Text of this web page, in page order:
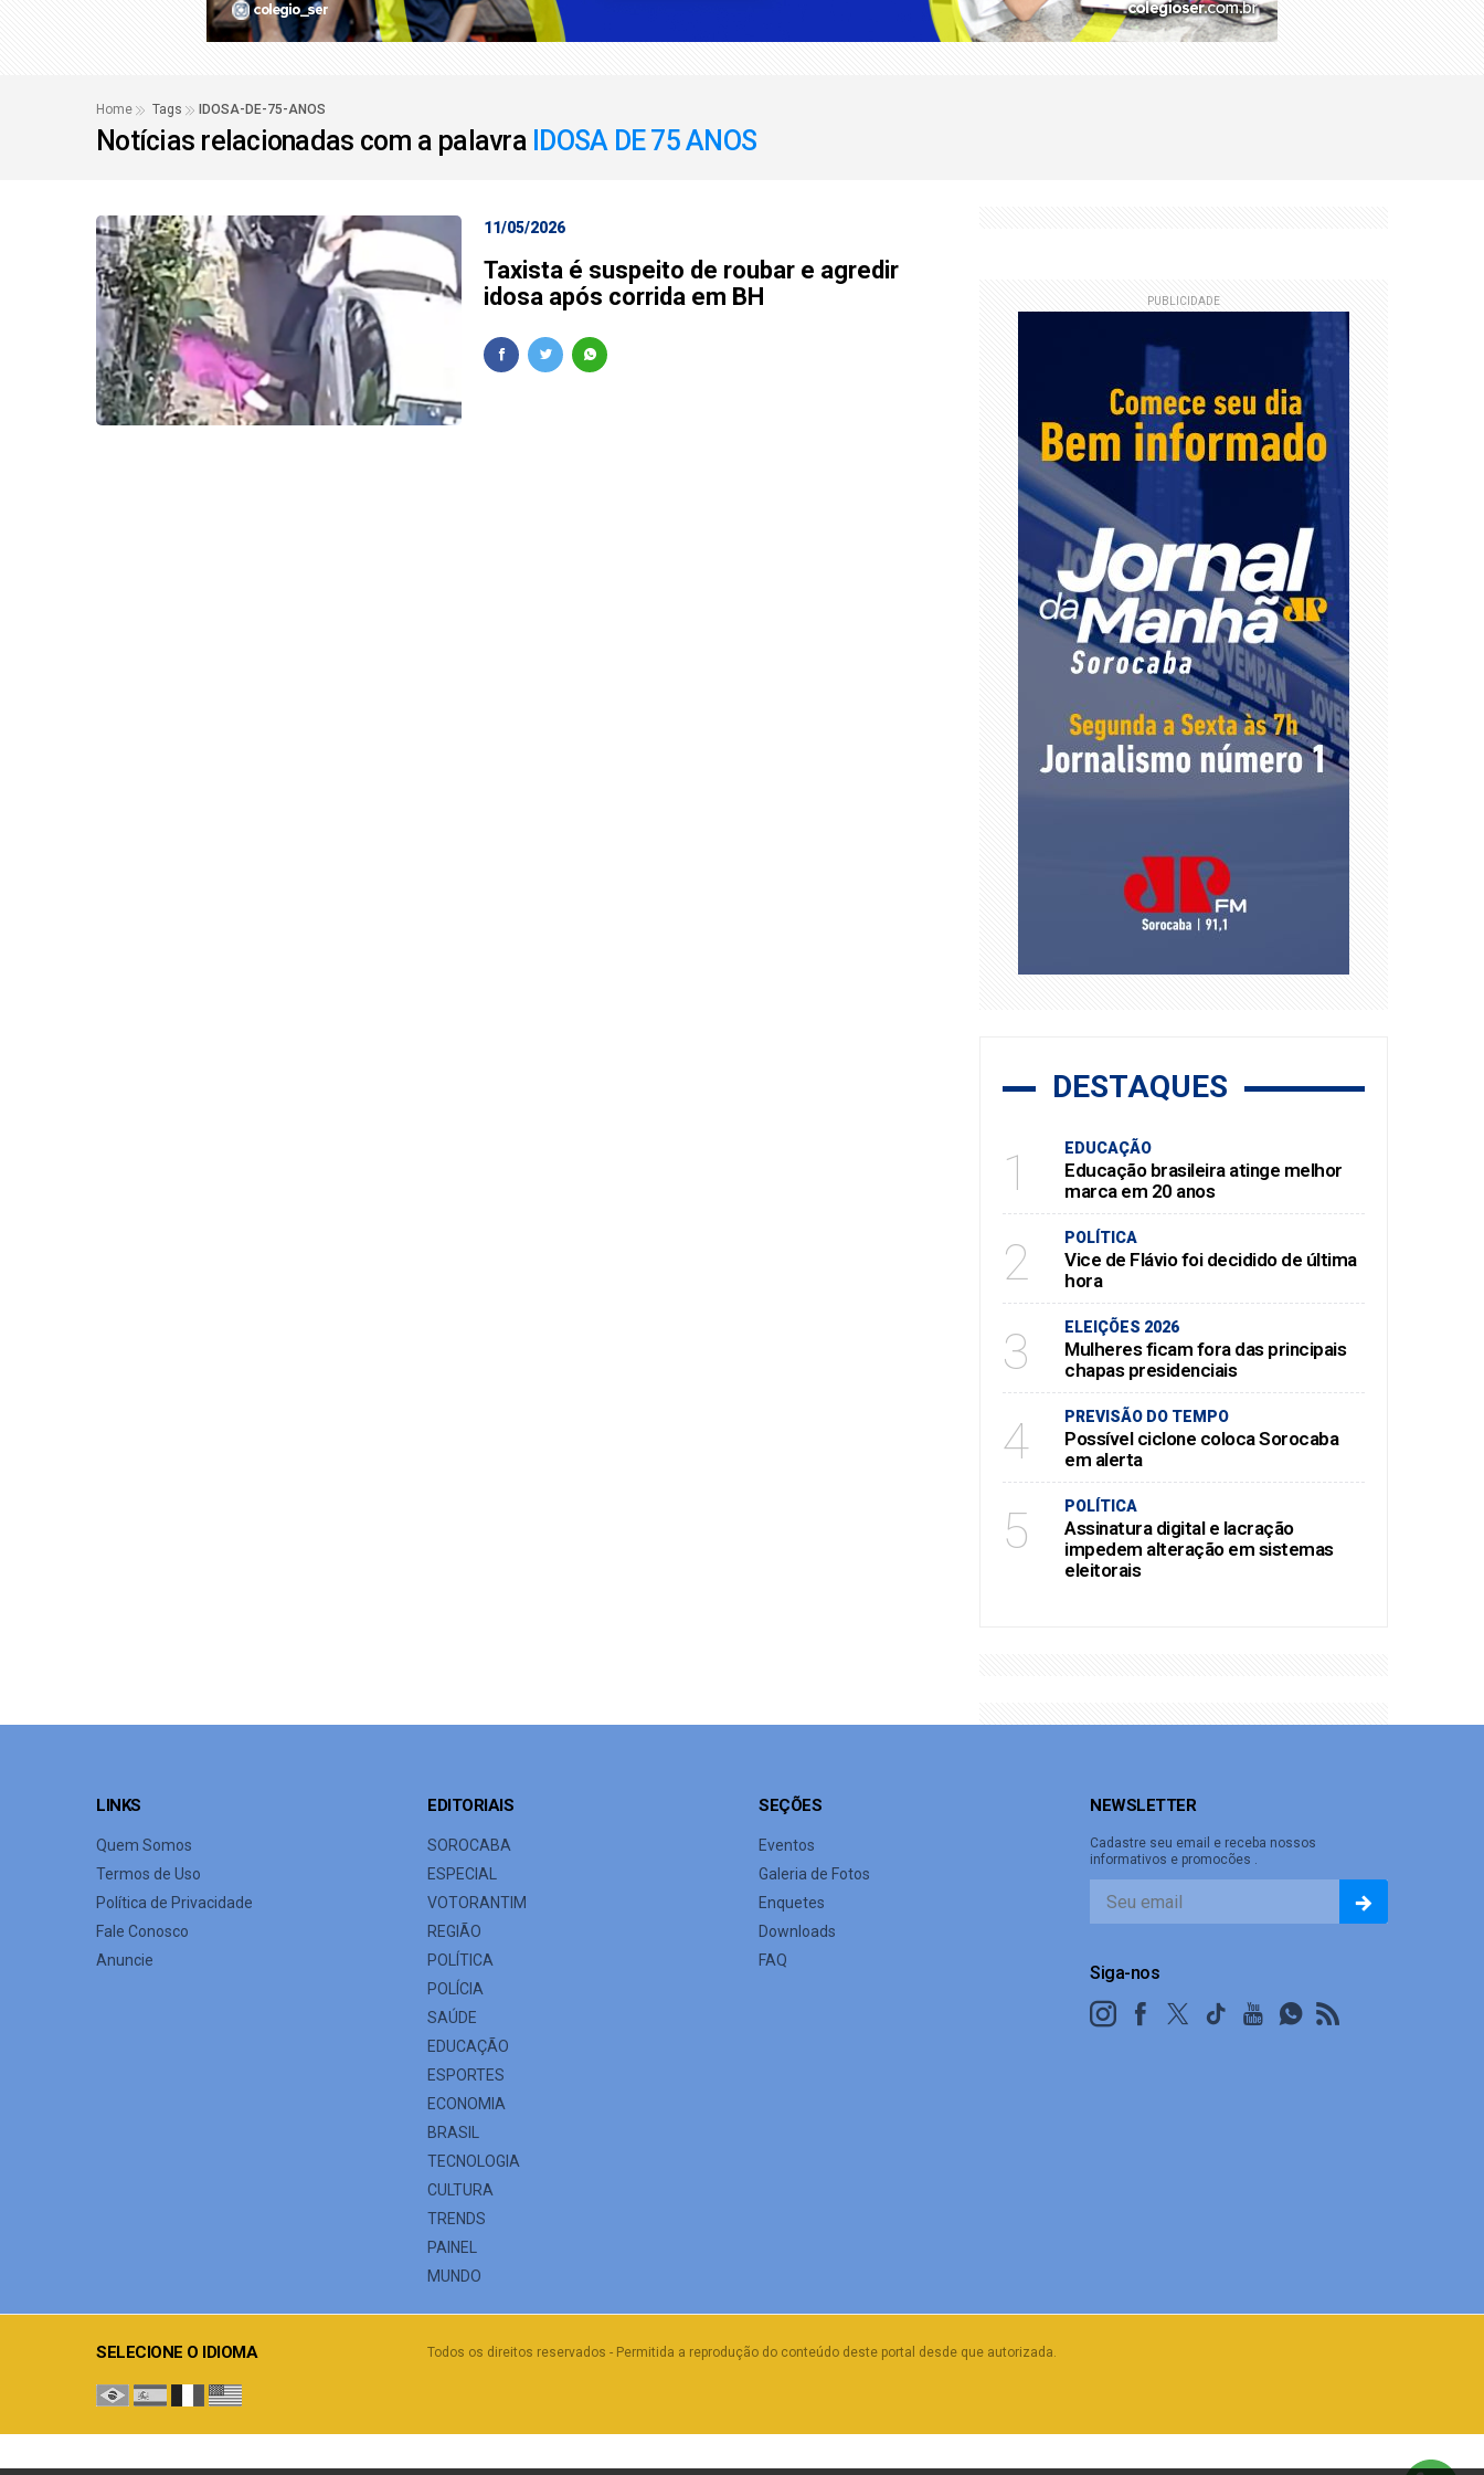
Ideb mostra avanço da educação básica e melhor resultado da série histórica
Home Tags IDOSA-DE-75-ANOS
Notícias relacionadas com a palavra IDOSA DE 75 ANOS
11/05/2026
Taxista é suspeito de roubar e agredir
idosa após corrida em BH
PUBLICIDADE
DESTAQUES
1 EDUCAÇÃO
Educação brasileira atinge melhor
marca em 20 anos
2 POLÍTICA
Vice de Flávio foi decidido de última
hora
3 ELEIÇÕES 2026
Mulheres ficam fora das principais
chapas presidenciais
4 PREVISÃO DO TEMPO
Possível ciclone coloca Sorocaba
em alerta
5 POLÍTICA
Assinatura digital e lacração
impedem alteração em sistemas
eleitorais
LINKS
Quem Somos
Termos de Uso
Política de Privacidade
Fale Conosco
Anuncie
EDITORIAIS
SOROCABA
ESPECIAL
VOTORANTIM
REGIÃO
POLÍTICA
POLÍCIA
SAÚDE
EDUCAÇÃO
ESPORTES
ECONOMIA
BRASIL
TECNOLOGIA
CULTURA
TRENDS
PAINEL
MUNDO
SEÇÕES
Eventos
Galeria de Fotos
Enquetes
Downloads
FAQ
NEWSLETTER
Cadastre seu email e receba nossos
informativos e promocões .
Siga-nos
SELECIONE O IDIOMA Todos os direitos reservados - Permitida a reprodução do conteúdo deste portal desde que autorizada.